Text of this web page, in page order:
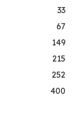
33
67
149
215
252
400